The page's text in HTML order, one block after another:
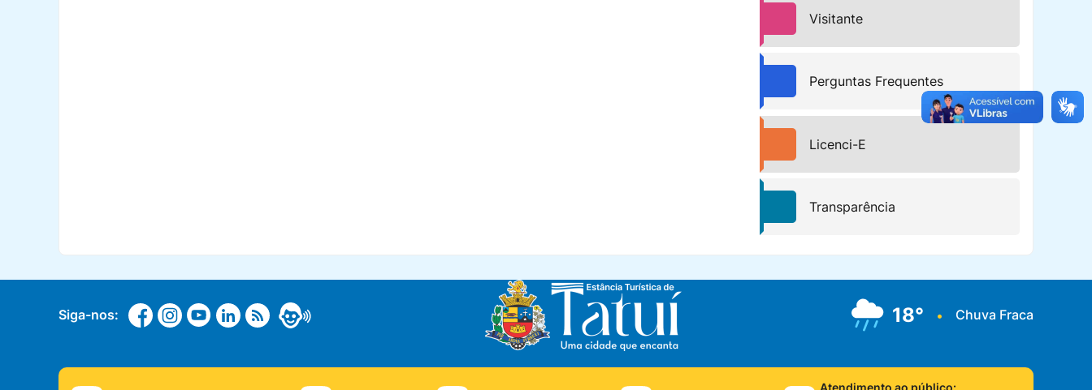
Visitante
Perguntas Frequentes
Licenci-E
Transparência
Siga-nos: 18° • Chuva Fraca
Atendimento ao público: